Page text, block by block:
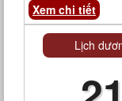
Xem chi tiết
Lịch